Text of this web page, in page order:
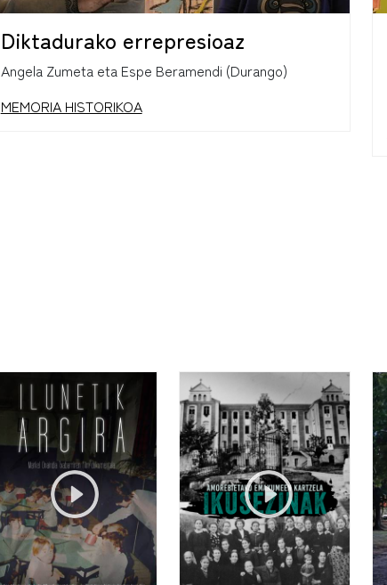
Diktadurako errepresioaz
Angela Zumeta eta Espe Beramendi (Durango)
MEMORIA HISTORIKOA